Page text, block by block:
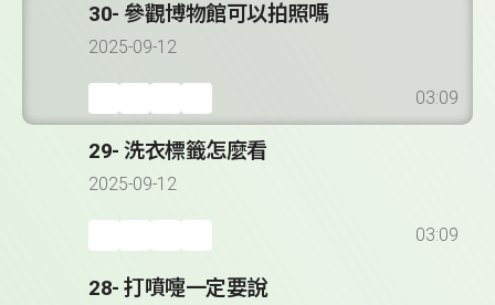
30- 參觀博物館可以拍照嗎
2025-09-12
03:09
29- 洗衣標籤怎麼看
2025-09-12
03:09
28- 打噴嚏一定要說